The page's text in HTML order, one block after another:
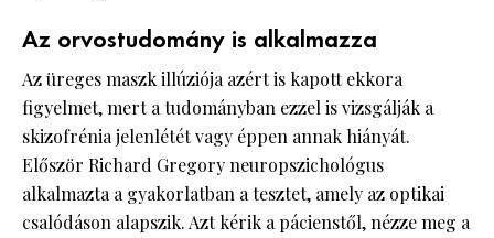
Az orvostudomány is alkalmazza
Az üreges maszk illúziója azért is kapott ekkora
figyelmet, mert a tudományban ezzel is vizsgálják a
skizofrénia jelenlétét vagy éppen annak hiányát.
Először Richard Gregory neuropszichológus
alkalmazta a gyakorlatban a tesztet, amely az optikai
csalódáson alapszik. Azt kérik a pácienstől, nézze meg a